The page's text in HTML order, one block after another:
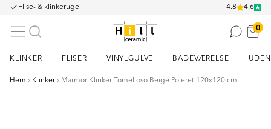
Flise- & klinkeruge 4.8 4.6
0
KLINKER FLISER VINYLGULVE BADEVÆRELSE
Hem Klinker Marmor Klinker Tomelloso Beige Poleret 120x120 cm